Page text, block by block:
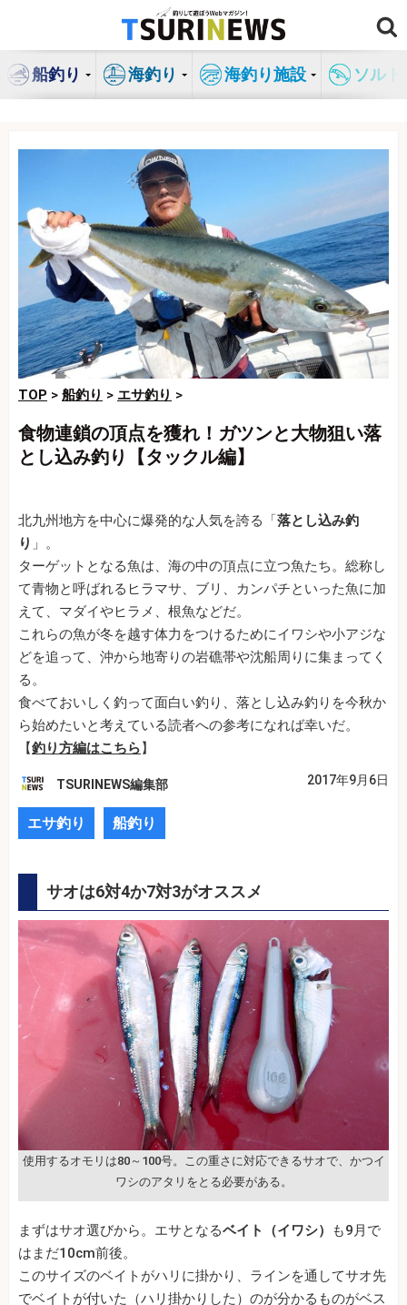
ン
船釣り 海釣り 海釣り施設 ソル
TOP > 船釣り > エサ釣り >
食物連鎖の頂点を獲れ！ガツンと大物狙い落
とし込み釣り【タックル編】
北九州地方を中心に爆発的な人気を誇る「 落とし込み釣
り 」。
ターゲットとなる魚は、海の中の頂点に立つ魚たち。総称し
て青物と呼ばれるヒラマサ、ブリ、カンパチといった魚に加
えて、マダイやヒラメ、根魚などだ。
これらの魚が冬を越す体力をつけるためにイワシや小アジな
どを追って、沖から地寄りの岩礁帯や沈船周りに集まってく
る。
食べておいしく釣って面白い釣り、落とし込み釣りを今秋か
ら始めたいと考えている読者への参考になれば幸いだ。
【釣り方編はこちら 】
TSURINEWS編集部 2017年9月6日
エサ釣り 船釣り
サオは6対4か7対3がオススメ
使用するオモリは80～100号。この重さに対応できるサオで、かつイ
ワシのアタリをとる必要がある。
まずはサオ選びから。エサとなるベイト（イワシ）
も9月で
はまだ10cm前後。
このサイズのベイトがハリに掛かり、ラインを通してサオ先
でベイトが付いた（ハリ掛かりした）のが分かるものがベス